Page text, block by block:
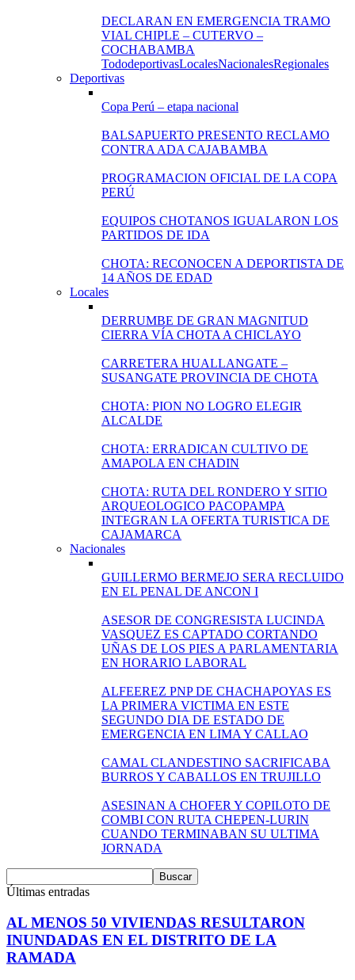
DECLARAN EN EMERGENCIA TRAMO
VIAL CHIPLE – CUTERVO –
COCHABAMBA
TododeportivasLocalesNacionalesRegionales
Deportivas
Copa Perú – etapa nacional
BALSAPUERTO PRESENTO RECLAMO
CONTRA ADA CAJABAMBA
PROGRAMACION OFICIAL DE LA COPA
PERÚ
EQUIPOS CHOTANOS IGUALARON LOS
PARTIDOS DE IDA
CHOTA: RECONOCEN A DEPORTISTA DE
14 AÑOS DE EDAD
Locales
DERRUMBE DE GRAN MAGNITUD
CIERRA VÍA CHOTA A CHICLAYO
CARRETERA HUALLANGATE –
SUSANGATE PROVINCIA DE CHOTA
CHOTA: PION NO LOGRO ELEGIR
ALCALDE
CHOTA: ERRADICAN CULTIVO DE
AMAPOLA EN CHADIN
CHOTA: RUTA DEL RONDERO Y SITIO
ARQUEOLOGICO PACOPAMPA
INTEGRAN LA OFERTA TURISTICA DE
CAJAMARCA
Nacionales
GUILLERMO BERMEJO SERA RECLUIDO
EN EL PENAL DE ANCON I
ASESOR DE CONGRESISTA LUCINDA
VASQUEZ ES CAPTADO CORTANDO
UÑAS DE LOS PIES A PARLAMENTARIA
EN HORARIO LABORAL
ALFEEREZ PNP DE CHACHAPOYAS ES
LA PRIMERA VICTIMA EN ESTE
SEGUNDO DIA DE ESTADO DE
EMERGENCIA EN LIMA Y CALLAO
CAMAL CLANDESTINO SACRIFICABA
BURROS Y CABALLOS EN TRUJILLO
ASESINAN A CHOFER Y COPILOTO DE
COMBI CON RUTA CHEPEN-LURIN
CUANDO TERMINABAN SU ULTIMA
JORNADA
Últimas entradas
AL MENOS 50 VIVIENDAS RESULTARON
INUNDADAS EN EL DISTRITO DE LA
RAMADA